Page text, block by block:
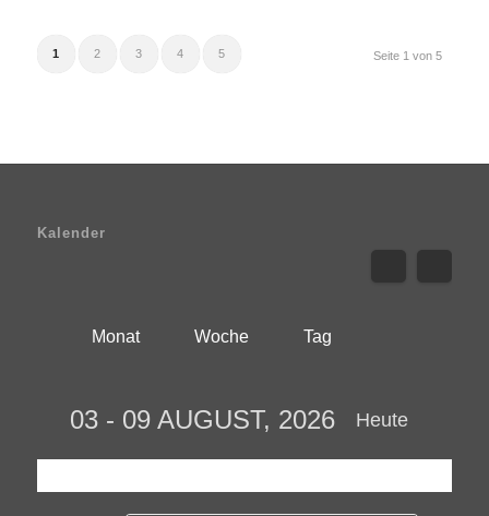
Seite 1 von 5
1 2 3 4 5
Kalender
Monat Woche Tag
Heute
03 - 09 AUGUST, 2026